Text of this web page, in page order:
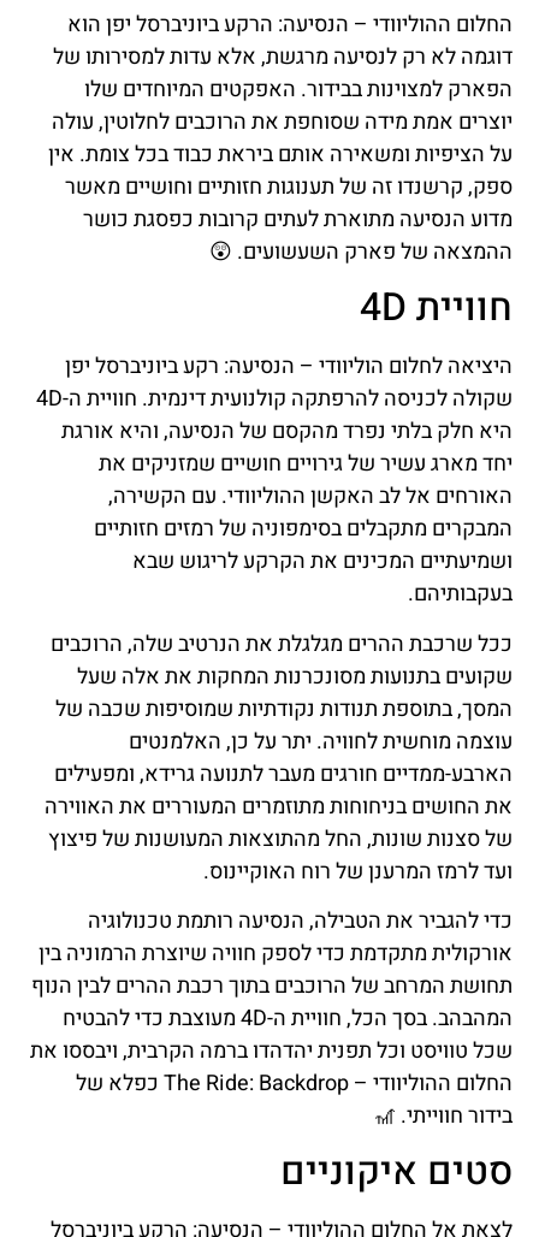
החלום ההוליוודי – הנסיעה: הרקע ביוניברסל יפן הוא
דוגמה לא רק לנסיעה מרגשת, אלא עדות למסירותו של
הפארק למצוינות בבידור. האפקטים המיוחדים שלו
יוצרים אמת מידה שסוחפת את הרוכבים לחלוטין, עולה
על הציפיות ומשאירה אותם ביראת כבוד בכל צומת. אין
ספק, קרשנדו זה של תענוגות חזותיים וחושיים מאשר
מדוע הנסיעה מתוארת לעתים קרובות כפסגת כושר
ההמצאה של פארק השעשועים. 😲
חוויית 4D
היציאה לחלום הוליוודי – הנסיעה: רקע ביוניברסל יפן
שקולה לכניסה להרפתקה קולנועית דינמית. חוויית ה-4D
היא חלק בלתי נפרד מהקסם של הנסיעה, והיא אורגת
יחד מארג עשיר של גירויים חושיים שמזניקים את
האורחים אל לב האקשן ההוליוודי. עם הקשירה,
המבקרים מתקבלים בסימפוניה של רמזים חזותיים
ושמיעתיים המכינים את הקרקע לריגוש שבא
בעקבותיהם.
ככל שרכבת ההרים מגלגלת את הנרטיב שלה, הרוכבים
שקועים בתנועות מסונכרנות המחקות את אלה שעל
המסך, בתוספת תנודות נקודתיות שמוסיפות שכבה של
עוצמה מוחשית לחוויה. יתר על כן, האלמנטים
הארבע-ממדיים חורגים מעבר לתנועה גרידא, ומפעילים
את החושים בניחוחות מתוזמרים המעוררים את האווירה
של סצנות שונות, החל מהתוצאות המעושנות של פיצוץ
ועד לרמז המרענן של רוח האוקיינוס.
כדי להגביר את הטבילה, הנסיעה רותמת טכנולוגיה
אורקולית מתקדמת כדי לספק חוויה שיוצרת הרמוניה בין
תחושת המרחב של הרוכבים בתוך רכבת ההרים לבין הנוף
המהבהב. בסך הכל, חוויית ה-4D מעוצבת כדי להבטיח
שכל טוויסט וכל תפנית יהדהדו ברמה הקרבית, ויבססו את
החלום ההוליוודי – The Ride: Backdrop כפלא של
בידור חווייתי. 🎢
סטים איקוניים